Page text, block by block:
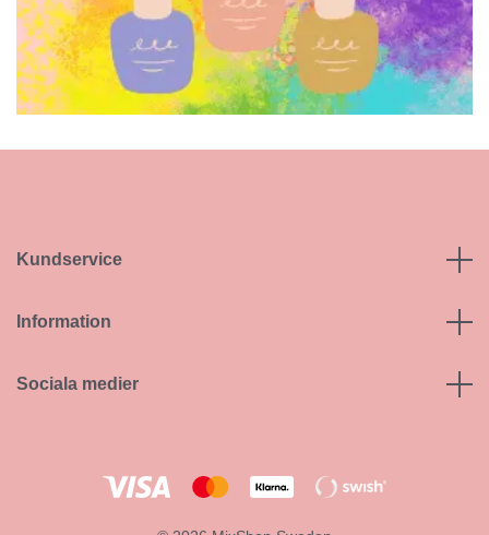
Kundservice
Information
Sociala medier